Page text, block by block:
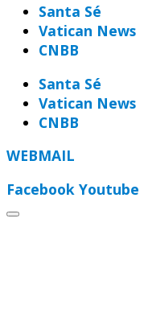
Santa Sé
Vatican News
CNBB
Santa Sé
Vatican News
CNBB
WEBMAIL
Facebook Youtube